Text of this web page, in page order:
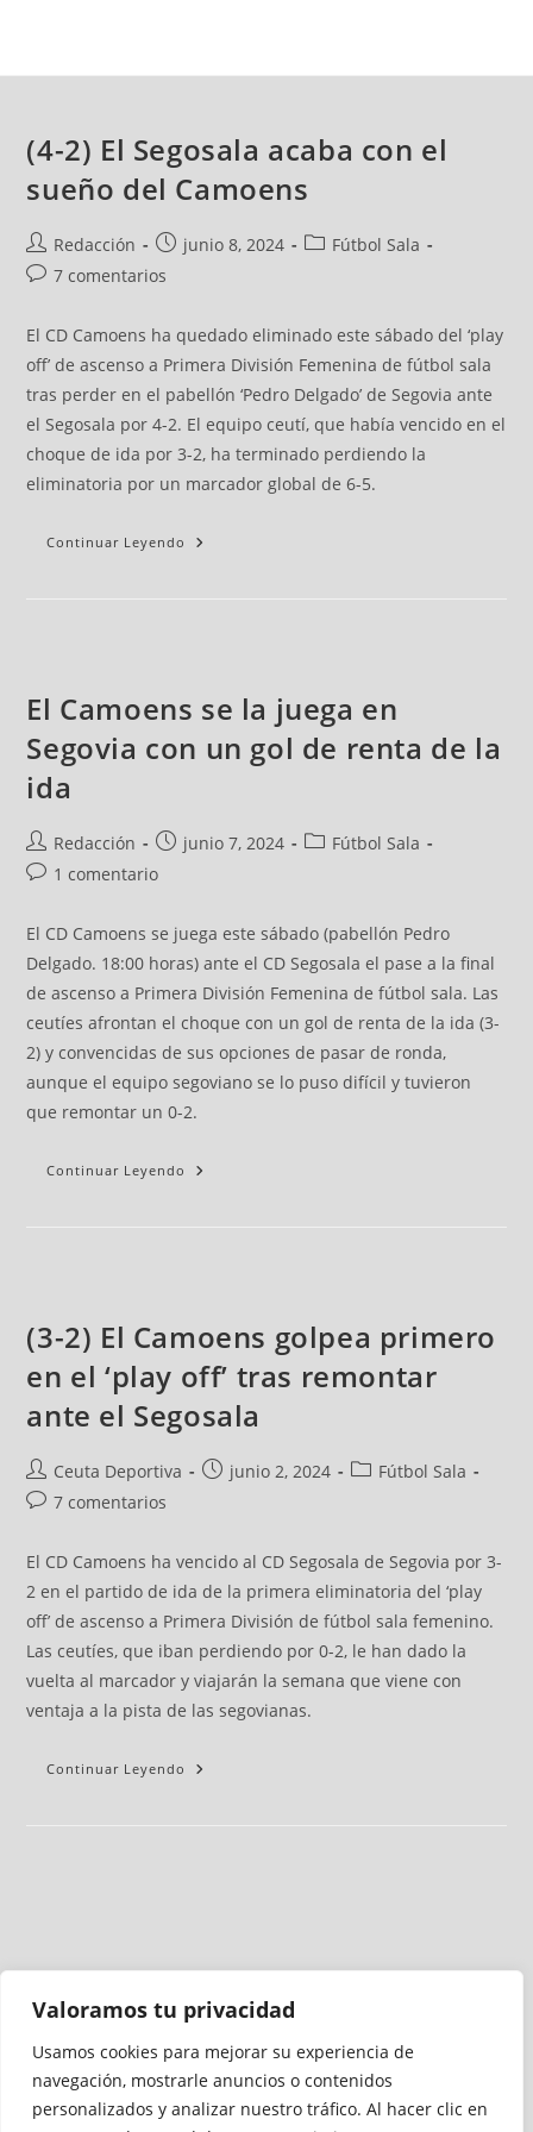
Valoramos tu privacidad
Usamos cookies para mejorar su experiencia de
navegación, mostrarle anuncios o contenidos
personalizados y analizar nuestro tráfico. Al hacer clic en
(4-2) El Segosala acaba con el
sueño del Camoens
Redacción junio 8, 2024
Fútbol Sala
7 comentarios
El CD Camoens ha quedado eliminado este sábado del ‘play
off’ de ascenso a Primera División Femenina de fútbol sala
tras perder en el pabellón ‘Pedro Delgado’ de Segovia ante
el Segosala por 4-2. El equipo ceutí, que había vencido en el
choque de ida por 3-2, ha terminado perdiendo la
eliminatoria por un marcador global de 6-5.
Continuar Leyendo
El Camoens se la juega en
Segovia con un gol de renta de la
ida
Redacción junio 7, 2024
Fútbol Sala
1 comentario
El CD Camoens se juega este sábado (pabellón Pedro
Delgado. 18:00 horas) ante el CD Segosala el pase a la final
de ascenso a Primera División Femenina de fútbol sala. Las
ceutíes afrontan el choque con un gol de renta de la ida (3-
2) y convencidas de sus opciones de pasar de ronda,
aunque el equipo segoviano se lo puso difícil y tuvieron
que remontar un 0-2.
Continuar Leyendo
(3-2) El Camoens golpea primero
en el ‘play off’ tras remontar
ante el Segosala
Ceuta Deportiva junio 2, 2024
Fútbol Sala
7 comentarios
El CD Camoens ha vencido al CD Segosala de Segovia por 3-
2 en el partido de ida de la primera eliminatoria del ‘play
off’ de ascenso a Primera División de fútbol sala femenino.
Las ceutíes, que iban perdiendo por 0-2, le han dado la
vuelta al marcador y viajarán la semana que viene con
ventaja a la pista de las segovianas.
Continuar Leyendo
Medio auditado por